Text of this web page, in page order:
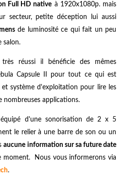
Full HD native à 1920x1080p. mais
secteur, petite déception lui aussi
de luminosité ce qui fait un peu
salon.
réussi il bénéficie des mêmes
Capsule II pour tout ce qui est
système d'exploitation pour lire les
nombreuses applications.
d'une sonorisation de 2 x 5
le relier à une barre de son ou un
aucune information sur sa future date
Nous vous informerons via
.